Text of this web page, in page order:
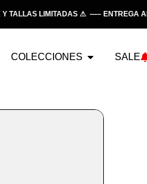
LIMITADAS ⚠ —– ENTREGA
COLECCIONES SALE